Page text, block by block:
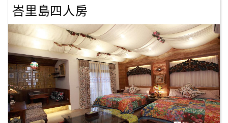
旅
卡
訂
房
請
款
收
據
峇里島四人房